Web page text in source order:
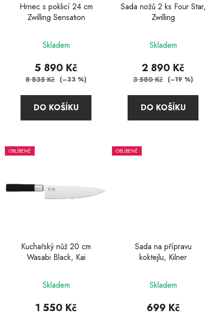
Hrnec s poklicí 24 cm
Zwilling Sensation
hodnocení
produktu
je
z
Skladem
5 890 Kč
8 835 Kč (–33 %)
DO KOŠÍKU
Sada nožů 2 ks Four Star,
Zwilling
Skladem
2 890 Kč
3 580 Kč (–19 %)
DO KOŠÍKU
OBLÍBENÉ
Kuchařský nůž 20 cm
Wasabi Black, Kai
hodnocení
produktu
Skladem
1 550 Kč
OBLÍBENÉ
Sada na přípravu
koktejlu, Kilner
Skladem
699 Kč